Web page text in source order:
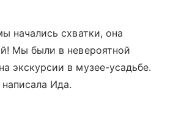
начались схватки, она
Мы были в невероятной
экскурсии в музее-усадьбе.
Ида.